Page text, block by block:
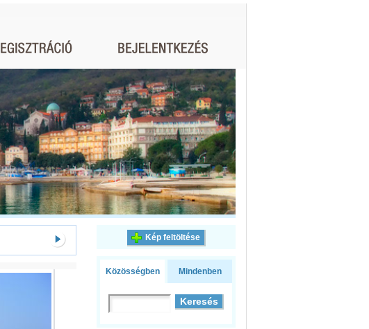
Kép feltöltése
Közösségben Mindenben